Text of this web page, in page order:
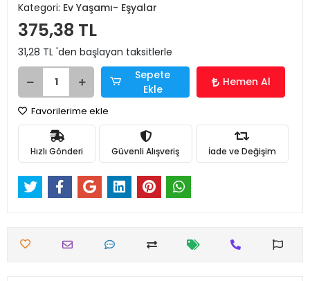
Kategori: Ev Yaşamı- Eşyalar
375,38 TL
31,28 TL 'den başlayan taksitlerle
Sepete
Ekle
Hemen Al
Favorilerime ekle
Hızlı Gönderi Güvenli Alışveriş İade ve Değişim